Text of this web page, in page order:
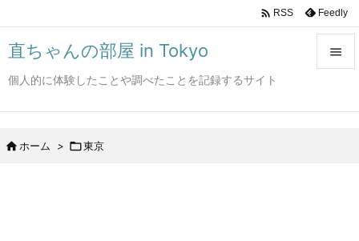
直ちゃんの部屋 in Tokyo
個人的に体験したことや調べたことを記録するサイト

 RSS Feedly
 ホーム > 東京